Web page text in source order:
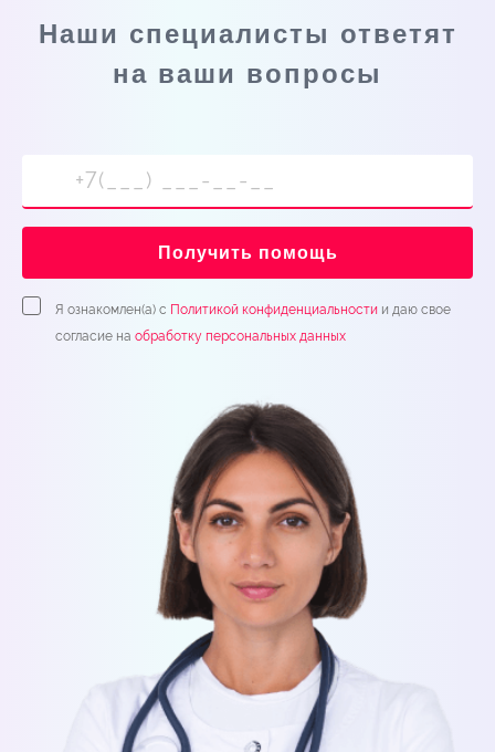
Наши специалисты ответят
на ваши вопросы
Получить помощь
Я ознакомлен(а) с Политикой конфиденциальности и даю свое
согласие на обработку персональных данных